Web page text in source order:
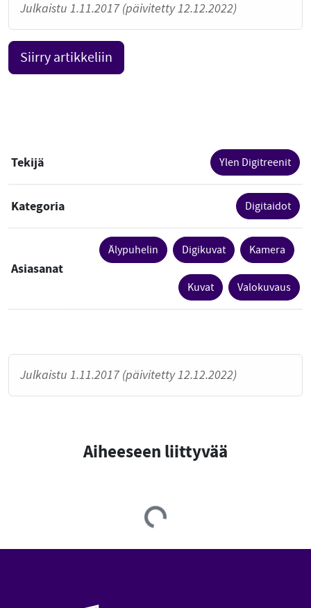
Julkaistu 1.11.2017 (päivitetty 12.12.2022)
Siirry artikkeliin
Tekijä Ylen Digitreenit
Kategoria Digitaidot
Asiasanat
Älypuhelin Digikuvat Kamera
Kuvat Valokuvaus
Julkaistu 1.11.2017 (päivitetty 12.12.2022)
Aiheeseen liittyvää
Loading...